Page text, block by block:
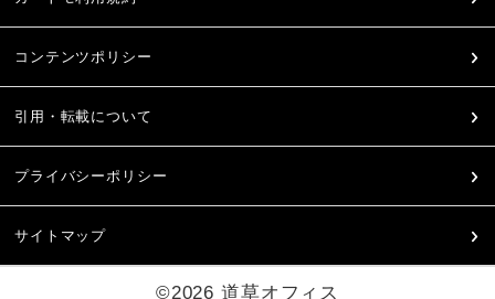
コンテンツポリシー
引用・転載について
プライバシーポリシー
サイトマップ
©2026 道草オフィス